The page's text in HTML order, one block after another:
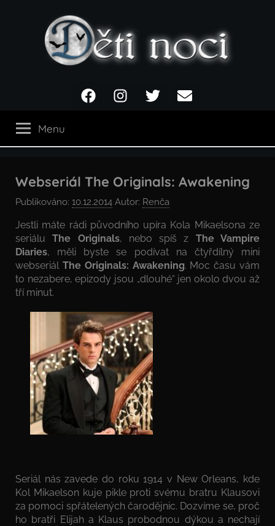
noci
FacebookInstagramTwitter Email
Menu
Webseriál The Originals: Awakening
Publikováno: 10.12.2014 Autor: Renča
Jestli máte rádi původního upíra Kola Mikaelsona ze
seriáluThe Originals, nebo spíš z The Vampire
Diaries, měli byste se podívat na čtyřdílný mini
webseriál The Originals: Awakening. Moc času vám
to nezabere, epizody jsou „dlouhé“ jen okolo dvou až
tří minut.
Seriál nás zavede do roku 1914 v New Orleans, kde
Kol Mikaelson kuje pikle proti svému bratru Klausovi
za pomoci spřátelených čarodějnic. Dozvíme se, proč
ho bratři Elijah a Klaus probodnou dýkou a nechají